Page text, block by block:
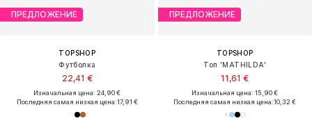
ПРЕДЛОЖЕНИЕ
TOPSHOP
Футболка
22,41 €
Изначальная цена: 24,90 €
Последняя самая низкая цена:17,91 €
ПРЕДЛОЖЕНИЕ
TOPSHOP
Топ 'MATHILDA'
11,61 €
Изначальная цена: 15,90 €
Последняя самая низкая цена:10,32 €